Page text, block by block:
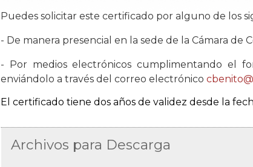
Puedes solicitar este certificado por alguno de los
- De manera presencial en la sede de la Cámara de
- Por medios electrónicos cumplimentando el
enviándolo a través del correo electrónico
El certificado tiene dos años de validez desde la
Archivos para Descarga